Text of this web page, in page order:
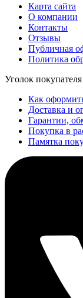
Карта сайта
О компании
Контакты
Отзывы
Публичная
Политика
Уголок покупателя
Как
Доставка и
Гарантии,
Покупка в
Памятка